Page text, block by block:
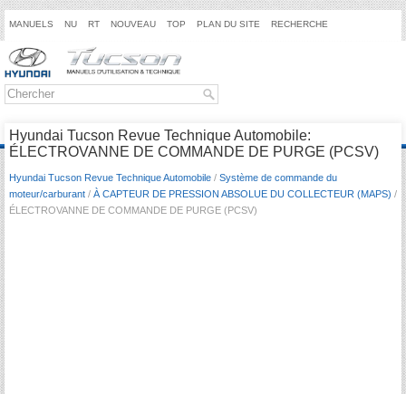
MANUELS NU RT NOUVEAU TOP PLAN DU SITE RECHERCHE
Hyundai Tucson Revue Technique Automobile:
ÉLECTROVANNE DE COMMANDE DE PURGE (PCSV)
Hyundai Tucson Revue Technique Automobile / Système de commande du
moteur/carburant / À CAPTEUR DE PRESSION ABSOLUE DU COLLECTEUR (MAPS) /
ÉLECTROVANNE DE COMMANDE DE PURGE (PCSV)